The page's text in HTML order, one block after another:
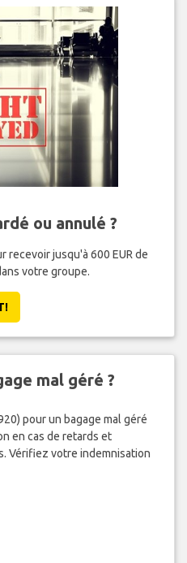
ou annulé ?
recevoir jusqu'à 600 EUR de
votre groupe.
mal géré ?
pour un bagage mal géré
en cas de retards et
Vérifiez votre indemnisation